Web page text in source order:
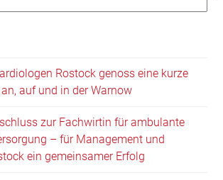
Rostock genoss eine kurze
auf und in der Warnow
zur Fachwirtin für ambulante
– für Management und
ein gemeinsamer Erfolg